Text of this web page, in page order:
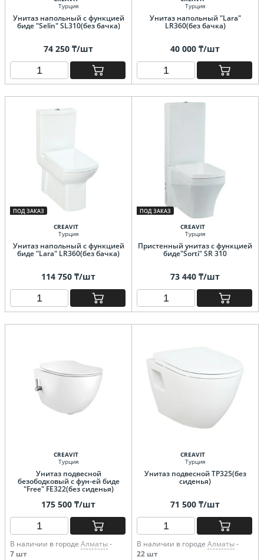
Турция
Унитаз напольный с функцией
биде "Selin" SL310(без бачка)
74 250 ₸/шт
Турция
Унитаз напольный "Lara"
LR360(без бачка)
40 000 ₸/шт
ПОД ЗАКАЗ
CREAVIT
Турция
Унитаз напольный с функцией
биде "Lara" LR360(без бачка)
114 750 ₸/шт
ПОД ЗАКАЗ
CREAVIT
Турция
Пристенный унитаз с функцией
биде"Sorti" SR 310
73 440 ₸/шт
CREAVIT
Турция
Унитаз подвесной
безободковый с фун-ей биде
"Free" FE322(без сиденья)
175 500 ₸/шт
В наличии в городе Алматы -
7 шт
CREAVIT
Турция
Унитаз подвесной TP325(без
сиденья)
71 500 ₸/шт
В наличии в городе Алматы -
22 шт